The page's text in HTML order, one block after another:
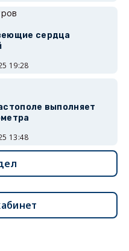
сердца
19:28
выполняет
13:48